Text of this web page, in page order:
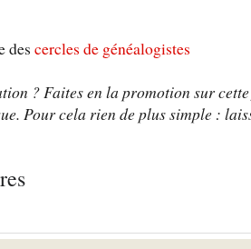
des cercles de généalogistes
? Faites en la promotion sur
Pour cela rien de plus simple :